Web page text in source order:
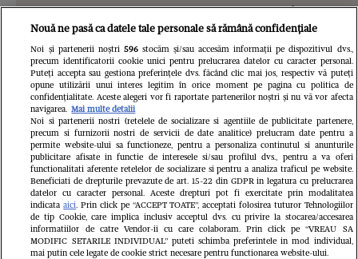
devenit
este
Nouă ne pasă ca datele tale personale să rămână confidențiale
Noi și partenerii noștri 596stocăm și/sau accesăm informații pe dispozitivul dvs.,
precum identificatorii cookie unici pentru prelucrarea datelor cu caracter personal.
Puteți accepta sau gestiona preferințele dvs. făcând clic mai jos, respectiv vă puteți
opune utilizării unui interes legitim în orice moment pe pagina cu politica de
confidențialitate. Aceste alegeri vor fi raportate partenerilor noștri și nu vă vor afecta
navigarea. Mai multe detalii
Noi si partenerii nostri (retelele de socializare si agentiile de publicitate partenere,
precum si furnizorii nostri de servicii de date analitice) prelucram date pentru a
permite website-ului sa functioneze, pentru a personaliza continutul si anunturile
publicitare afisate in functie de interesele si/sau profilul dvs., pentru a va oferi
functionalitati aferente retelelor de socializare si pentru a analiza traficul pe website.
Beneficiati de drepturile prevazute de art. 15-22 din GDPR in legatura cu prelucrarea
datelor cu caracter personal. Aceste drepturi pot fi exercitate prin modalitatea
indicataaici. Prin click pe “ACCEPT TOATE”, acceptati folosirea tuturor Tehnologiilor
de tip Cookie, care implica inclusiv acceptul dvs. cu privire la stocarea/accesarea
informatiilor de catre Vendor-ii cu care colaboram. Prin click pe “VREAU SA
MODIFIC SETARILE INDIVIDUAL” puteti schimba preferintele in mod individual,
mai putin cele legate de cookie strict necesare pentru functionarea website-ului.